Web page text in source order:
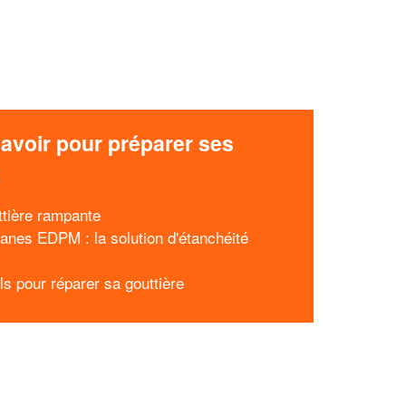
pour préparer ses
rampante
EDPM : la solution d'étanchéité
pour réparer sa gouttière